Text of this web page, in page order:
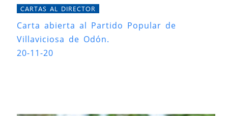
CARTAS AL DIRECTOR
Carta abierta al Partido Popular de
Villaviciosa de Odón.
20-11-20